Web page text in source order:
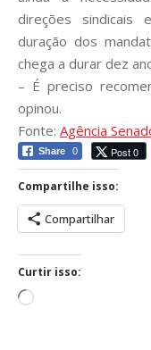
direções sindicais
duração dos
chega a durar dez
– É preciso
opinou.
Fonte: Agência
Share 0 Post 0
Compartilhe isso:
Compartilhar
Curtir isso:
Carregando...